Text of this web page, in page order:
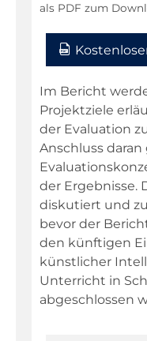
als PDF zum
Im Bericht
Projektziele
der Evaluation
Anschluss
der Ergebnisse.
diskutiert und
bevor der
den künftigen
künstlicher
Unterricht in
abgeschlossen